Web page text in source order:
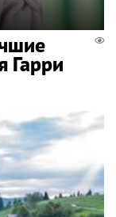
Гарри